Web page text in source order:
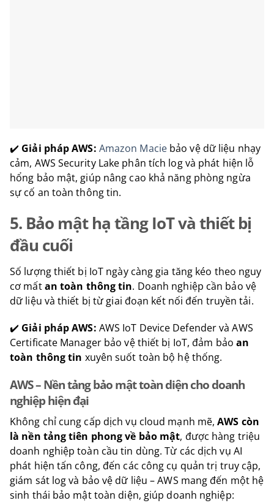
✔️ Giải pháp AWS: Amazon Maciebảo vệ dữ liệu nhạy
cảm, AWS Security Lake phân tích log và phát hiện lỗ
hổng bảo mật, giúp nâng cao khả năng phòng ngừa
sự cố an toàn thông tin.
5. Bảo mật hạ tầng IoT và thiết bị
đầu cuối
Số lượng thiết bị IoT ngày càng gia tăng kéo theo nguy
cơ mấtan toàn thông tin. Doanh nghiệp cần bảo vệ
dữ liệu và thiết bị từ giai đoạn kết nối đến truyền tải.
✔️ Giải pháp AWS: AWS IoT Device Defender và AWS
Certificate Manager bảo vệ thiết bị IoT, đảm bảo an
toàn thông tin xuyên suốt toàn bộ hệ thống.
AWS – Nền tảng bảo mật toàn diện cho doanh
nghiệp hiện đại
Không chỉ cung cấp dịch vụ cloud mạnh mẽ,AWS còn
là nền tảng tiên phong về bảo mật, được hàng triệu
doanh nghiệp toàn cầu tin dùng. Từ các dịch vụ AI
phát hiện tấn công, đến các công cụ quản trị truy cập,
giám sát log và bảo vệ dữ liệu – AWS mang đến một hệ
sinh thái bảo mật toàn diện, giúp doanh nghiệp: